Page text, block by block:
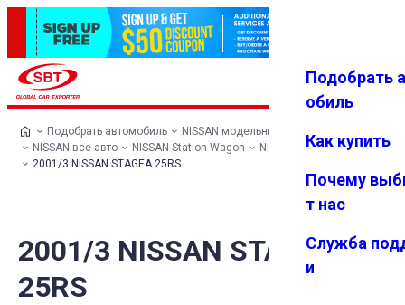
Избранн
Меню
Подобрать
обиль
Как купить
Почему
т нас
Служба
и
Подобрать автомобиль
NISSAN модельный ряд
NISSAN все авто
NISSAN Station Wagon
NISSAN STAGEA
2001/3 NISSAN STAGEA 25RS
2001/3 NISSAN STAGEA
25RS